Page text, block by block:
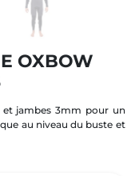
OXBOW
et jambes 3mm pour un
au niveau du buste et